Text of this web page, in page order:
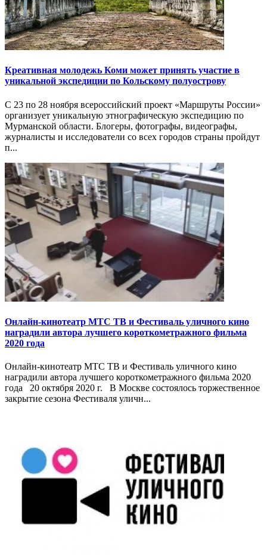
Креативная молодежь Коми может принять участие в
уникальной экспедиции по Кольскому полуострову
С 23 по 28 ноября всероссийский проект «Маршруты России»
организует уникальную этнографическую экспедицию по
Мурманской области. Блогеры, фотографы, видеографы,
журналисты и исследователи со всех городов страны пройдут
п...
Онлайн-кинотеатр МТС ТВ и Фестиваль уличного кино
наградили автора лучшего короткометражного фильма
2020 года
Онлайн-кинотеатр МТС ТВ и Фестиваль уличного кино
наградили автора лучшего короткометражного фильма 2020
года 20 октября 2020 г. В Москве состоялось торжественное
закрытие сезона Фестиваля уличн...